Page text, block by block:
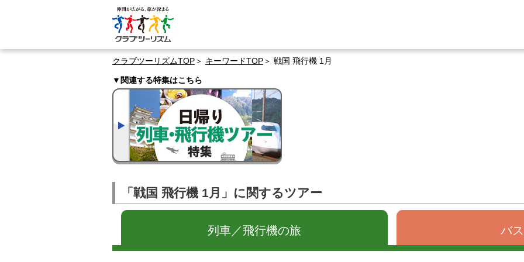
クラブツーリズムTOP キーワードTOP 戦国 飛行機 1月
▼関連する特集はこちら
「戦国 飛行機 1月」に関するツアー
列車／飛行機の旅 バ